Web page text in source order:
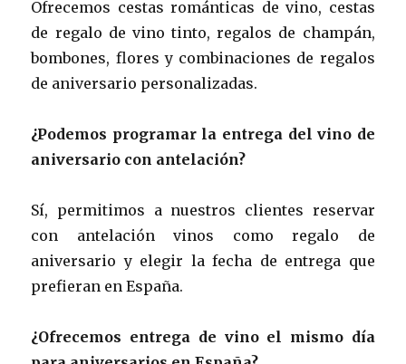
Ofrecemos cestas románticas de vino, cestas
de regalo de vino tinto, regalos de champán,
bombones, flores y combinaciones de regalos
de aniversario personalizadas.
¿Podemos programar la entrega del vino de
aniversario con antelación?
Sí, permitimos a nuestros clientes reservar
con antelación vinos como regalo de
aniversario y elegir la fecha de entrega que
prefieran en España.
¿Ofrecemos entrega de vino el mismo día